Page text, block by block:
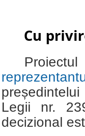
Cu
Legii nr.
decizional